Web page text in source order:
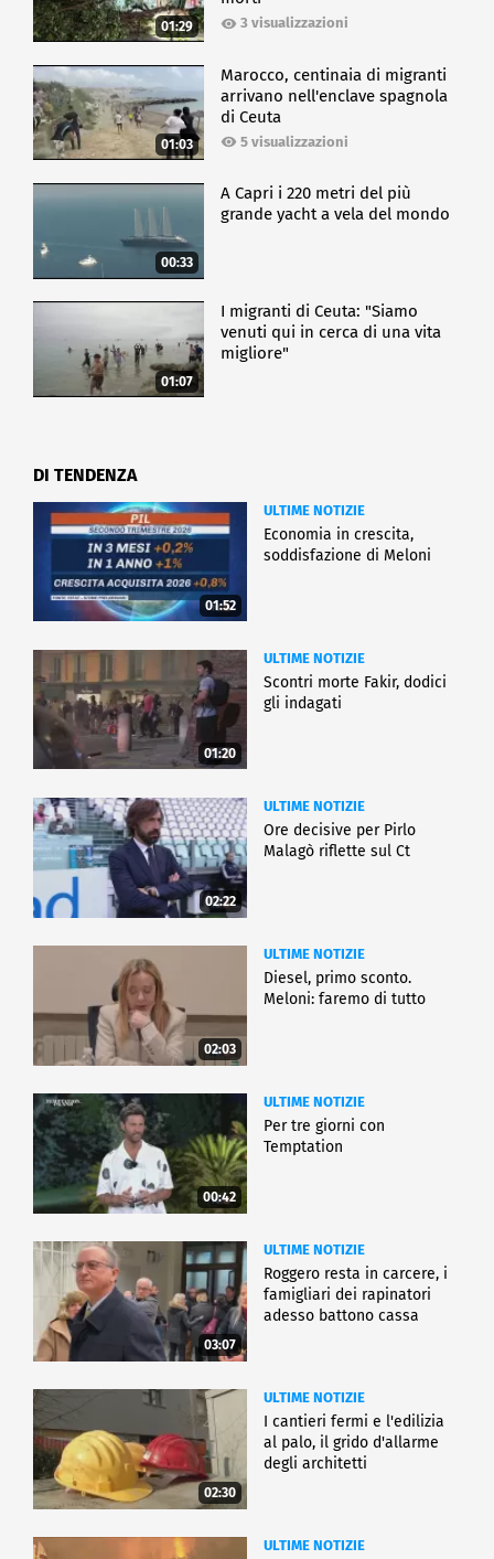
01:29 3 visualizzazioni
01:03
Marocco, centinaia di migranti
arrivano nell'enclave spagnola
di Ceuta
5 visualizzazioni
00:33
A Capri i 220 metri del più
grande yacht a vela del mondo
01:07
I migranti di Ceuta: "Siamo
venuti qui in cerca di una vita
migliore"
DI TENDENZA
01:52
ULTIME NOTIZIE
Economia in crescita,
soddisfazione di Meloni
01:20
ULTIME NOTIZIE
Scontri morte Fakir, dodici
gli indagati
02:22
ULTIME NOTIZIE
Ore decisive per Pirlo
Malagò riflette sul Ct
02:03
ULTIME NOTIZIE
Diesel, primo sconto.
Meloni: faremo di tutto
00:42
ULTIME NOTIZIE
Per tre giorni con
Temptation
03:07
ULTIME NOTIZIE
Roggero resta in carcere, i
famigliari dei rapinatori
adesso battono cassa
02:30
ULTIME NOTIZIE
I cantieri fermi e l'edilizia
al palo, il grido d'allarme
degli architetti
ULTIME NOTIZIE